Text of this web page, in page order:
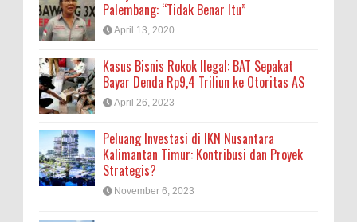
Palembang: “Tidak Benar Itu”
April 13, 2020
Kasus Bisnis Rokok Ilegal: BAT Sepakat
Bayar Denda Rp9,4 Triliun ke Otoritas AS
April 26, 2023
Peluang Investasi di IKN Nusantara
Kalimantan Timur: Kontribusi dan Proyek
Strategis?
November 6, 2023